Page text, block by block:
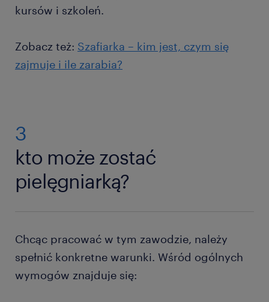
kursów i szkoleń.
Zobacz też: Szafiarka – kim jest, czym się
zajmuje i ile zarabia?
3
kto może zostać
pielęgniarką?
Chcąc pracować w tym zawodzie, należy
spełnić konkretne warunki. Wśród ogólnych
wymogów znajduje się: